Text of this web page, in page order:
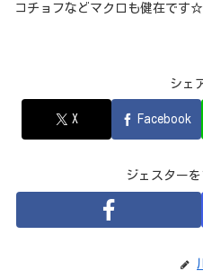
コチョフなどマクロも健在です☆
シェ
X Facebook
ジェスター